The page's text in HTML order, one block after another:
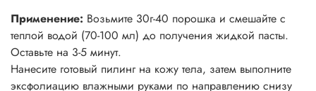
Применение: Возьмите 30г-40 порошка и смешайте с
теплой водой (70-100 мл) до получения жидкой пасты.
Оставьте на 3-5 минут.
Нанесите готовый пилинг на кожу тела, затем выполните
эксфолиацию влажными руками по направлению снизу